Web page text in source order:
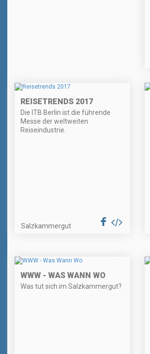
REISETRENDS 2017
Die ITB Berlin ist die führende
Messe der weltweiten
Reiseindustrie.
Salzkammergut
WWW - WAS WANN WO
Was tut sich im Salzkammergut?